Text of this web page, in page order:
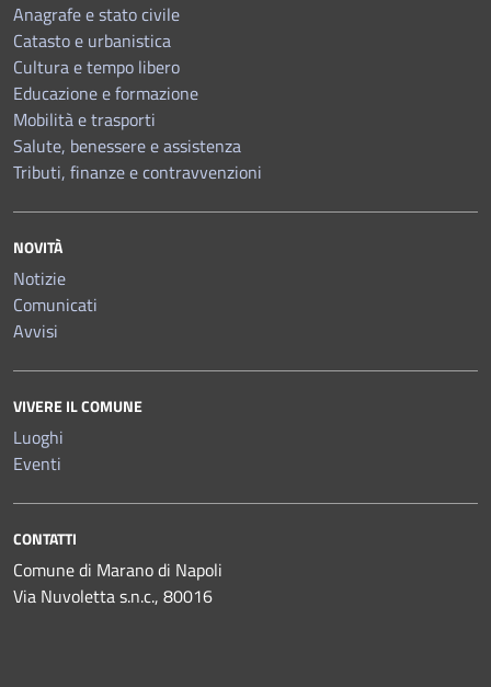
Anagrafe e stato civile
Catasto e urbanistica
Cultura e tempo libero
Educazione e formazione
Mobilità e trasporti
Salute, benessere e assistenza
Tributi, finanze e contravvenzioni
NOVITÀ
Notizie
Comunicati
Avvisi
VIVERE IL COMUNE
Luoghi
Eventi
CONTATTI
Comune di Marano di Napoli
Via Nuvoletta s.n.c., 80016